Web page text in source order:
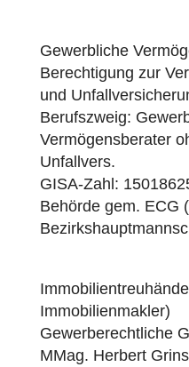
Gewerbliche
Berechtigung zur
und
Berufszweig:
Vermögensberater
Unfallvers.
GISA-Zahl:
Behörde gem. ECG
Immobilienmakler)
Gewerberechtliche
MMag. Herbert